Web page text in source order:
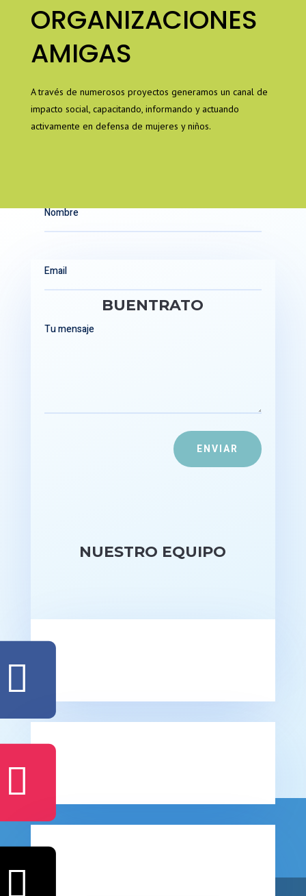
ORGANIZACIONES
AMIGAS
A través de numerosos proyectos generamos un canal de
impacto social, capacitando, informando y actuando
activamente en defensa de mujeres y niños.
BUENTRATO
NUESTRO EQUIPO
ENVIAR